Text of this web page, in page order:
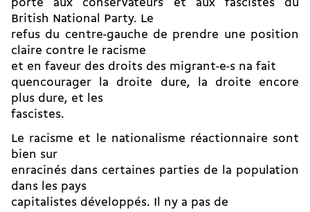
porte aux conservateurs et aux fascistes du
British National Party. Le
refus du centre-gauche de prendre une position
claire contre le racisme
et en faveur des droits des migrant-e-s na fait
quencourager la droite dure, la droite encore
plus dure, et les
fascistes.
Le racisme et le nationalisme réactionnaire sont
bien sur
enracinés dans certaines parties de la population
dans les pays
capitalistes développés. Il ny a pas de